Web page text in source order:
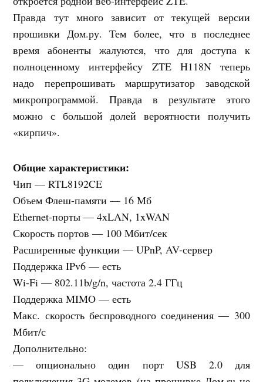
Правда тут много зависит от текущей версии
прошивки Дом.ру. Тем более, что в последнее
время абоненты жалуются, что для доступа к
полноценному интерфейсу ZTE H118N теперь
надо перепрошивать маршрутизатор заводской
микропрограммой. Правда в результате этого
можно с большой долей вероятности получить
«кирпич».
Общие характеристики:
Чип — RTL8192CE
Объем Флеш-памяти — 16 Мб
Ethernet-порты — 4xLAN, 1xWAN
Скорость портов — 100 Мбит/сек
Расширенные функции — UPnP, AV-сервер
Поддержка IPv6 — есть
Wi-Fi — 802.11b/g/n, частота 2.4 ГГц
Поддержка MIMO — есть
Макс. скорость беспроводного соединения — 300
Мбит/с
Дополнительно:
— опционально один порт USB 2.0 для